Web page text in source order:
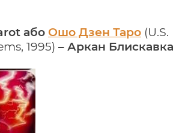
або Ошо Дзен Таро (U.S.
1995) – Аркан Блискавка